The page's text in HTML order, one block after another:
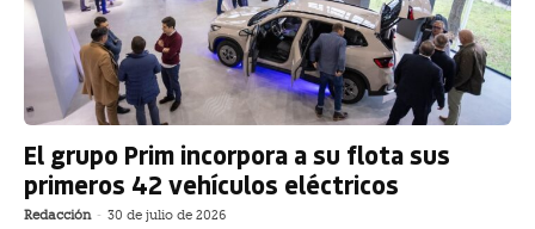
El grupo Prim incorpora a su flota sus
primeros 42 vehículos eléctricos
Redacción - 30 de julio de 2026